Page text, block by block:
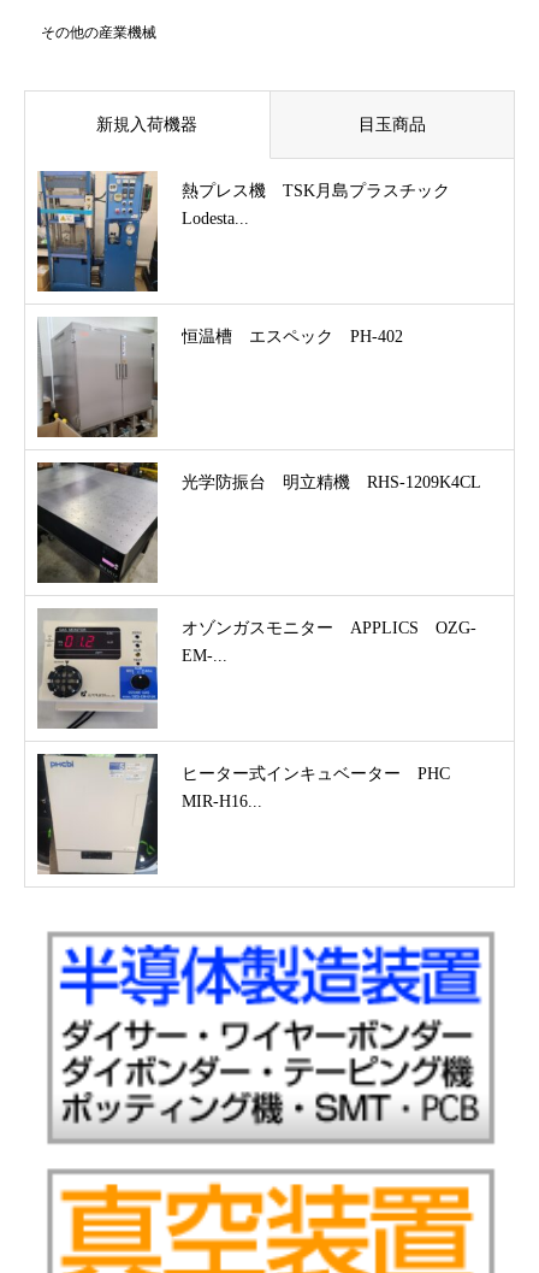
その他の産業機械
新規入荷機器 目玉商品
熱プレス機 TSK月島プラスチック
Lodesta...
恒温槽 エスペック PH-402
光学防振台 明立精機 RHS-1209K4CL
オゾンガスモニター APPLICS OZG-
EM-...
ヒーター式インキュベーター PHC
MIR-H16...